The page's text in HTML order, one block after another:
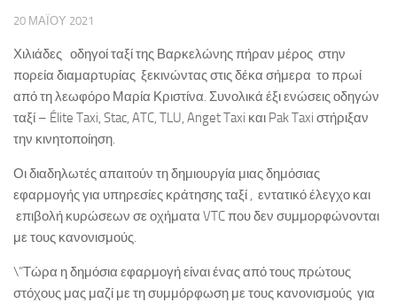
20 ΜΑΪ́ΟΥ 2021
Χιλιάδες οδηγοί ταξί της Βαρκελώνης πήραν μέρος στην
πορεία διαμαρτυρίας ξεκινώντας στις δέκα σήμερα το πρωί
από τη λεωφόρο Μαρία Κριστίνα. Συνολικά έξι ενώσεις οδηγών
ταξί – Élite Taxi, Stac, ATC, TLU, Anget Taxi και Pak Taxi στήριξαν
την κινητοποίηση.
Οι διαδηλωτές απαιτούν τη δημιουργία μιας δημόσιας
εφαρμογής για υπηρεσίες κράτησης ταξί , εντατικό έλεγχο και
επιβολή κυρώσεων σε οχήματα VTC που δεν συμμορφώνονται
με τους κανονισμούς.
\”Τώρα η δημόσια εφαρμογή είναι ένας από τους πρώτους
στόχους μας μαζί με τη συμμόρφωση με τους κανονισμούς για